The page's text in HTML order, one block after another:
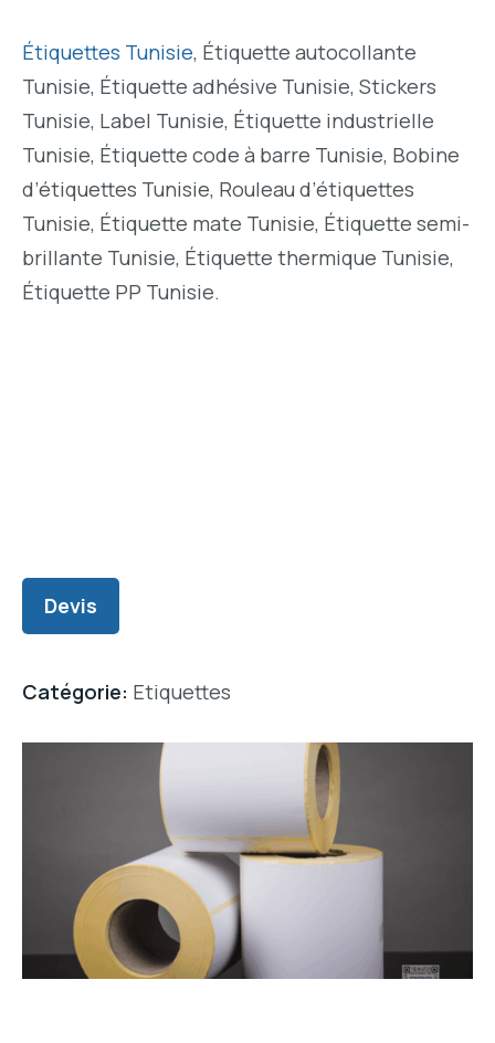
Étiquettes Tunisie, Étiquette autocollante
Tunisie, Étiquette adhésive Tunisie, Stickers
Tunisie, Label Tunisie, Étiquette industrielle
Tunisie, Étiquette code à barre Tunisie, Bobine
d’étiquettes Tunisie, Rouleau d’étiquettes
Tunisie, Étiquette mate Tunisie, Étiquette semi-
brillante Tunisie, Étiquette thermique Tunisie,
Étiquette PP Tunisie.
Devis
Catégorie: Etiquettes